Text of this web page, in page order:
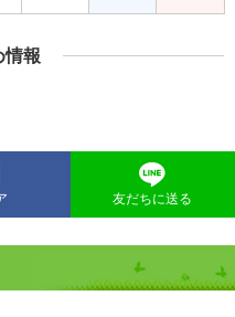
情報
友だちに送る